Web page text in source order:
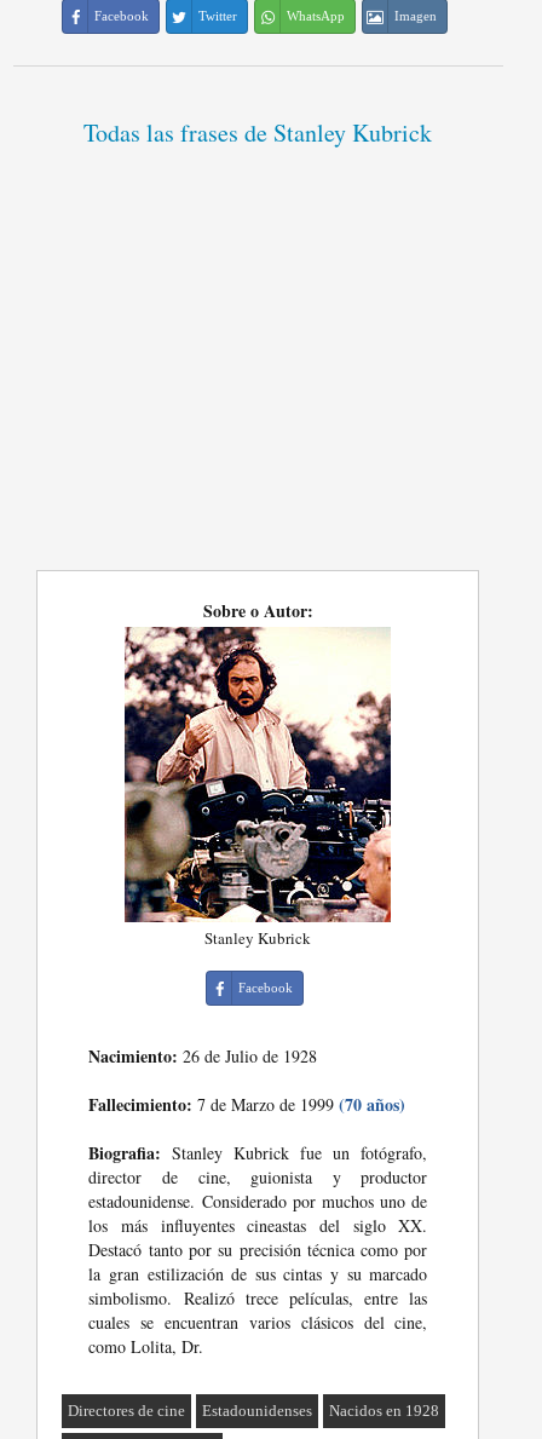
Facebook Twitter WhatsApp Imagen
Todas las frases de Stanley Kubrick
Sobre o Autor:
Stanley Kubrick
Facebook
Nacimiento: 26 de Julio de 1928
Fallecimiento: 7 de Marzo de 1999(70 años)
Biografia: Stanley Kubrick fue un fotógrafo,
director de cine, guionista y productor
estadounidense. Considerado por muchos uno de
los más influyentes cineastas del siglo XX.
Destacó tanto por su precisión técnica como por
la gran estilización de sus cintas y su marcado
simbolismo. Realizó trece películas, entre las
cuales se encuentran varios clásicos del cine,
como Lolita, Dr.
Directores de cine Estadounidenses Nacidos en 1928